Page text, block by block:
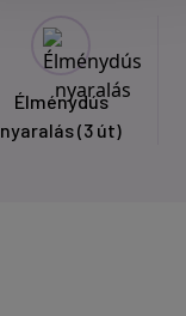
Élménydús
nyaralás(3 út)